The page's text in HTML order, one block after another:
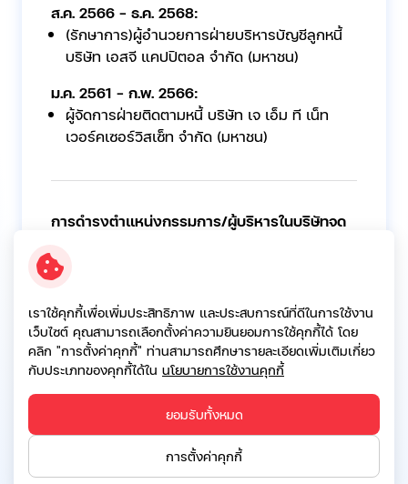
ส.ค. 2566 - ธ.ค. 2568:
(รักษาการ)ผู้อำนวยการฝ่ายบริหารบัญชีลูกหนี้
บริษัท เอสจี แคปปิตอล จำกัด (มหาชน)
ม.ค. 2561 - ก.พ. 2566:
ผู้จัดการฝ่ายติดตามหนี้ บริษัท เจ เอ็ม ที เน็ท
เวอร์คเซอร์วิสเซ็ท จำกัด (มหาชน)
การดำรงตำแหน่งกรรมการ/ผู้บริหารในบริษัทจด
ไม่มีการดำรงตำแหน่ง
การดำรงตำแหน่งกรรมการ/ผู้บริหารในบริษัท
จำกัด/องค์กรอื่นๆในปัจจุบัน
ไม่มีการดำรงตำแหน่ง
เราใช้คุกกี้เพื่อเพิ่มประสิทธิภาพ และประสบการณ์ที่ดีในการใช้งาน
เว็บไซต์ คุณสามารถเลือกตั้งค่าความยินยอมการใช้คุกกี้ได้ โดย
คลิก "การตั้งค่าคุกกี้" ท่านสามารถศึกษารายละเอียดเพิ่มเติมเกี่ยว
กับประเภทของคุกกี้ได้ใน นโยบายการใช้งานคุกกี้
ยอมรับทั้งหมด
การตั้งค่าคุกกี้